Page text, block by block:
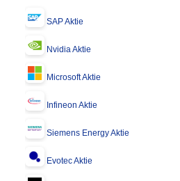
SAP Aktie
Nvidia Aktie
Microsoft Aktie
Infineon Aktie
Siemens Energy Aktie
Evotec Aktie